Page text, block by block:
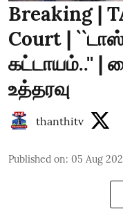
Breaking |
Court |
கட்டாயம்..'' |
உத்தரவு
thanthitv
Published on: 05 Aug